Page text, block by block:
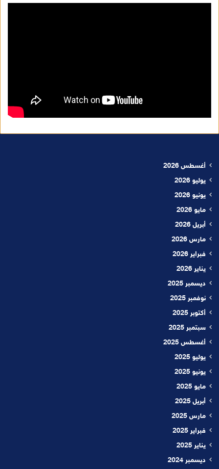
أغسطس 2026
يوليو 2026
يونيو 2026
مايو 2026
أبريل 2026
مارس 2026
فبراير 2026
يناير 2026
ديسمبر 2025
نوفمبر 2025
أكتوبر 2025
سبتمبر 2025
أغسطس 2025
يوليو 2025
يونيو 2025
مايو 2025
أبريل 2025
مارس 2025
فبراير 2025
يناير 2025
ديسمبر 2024